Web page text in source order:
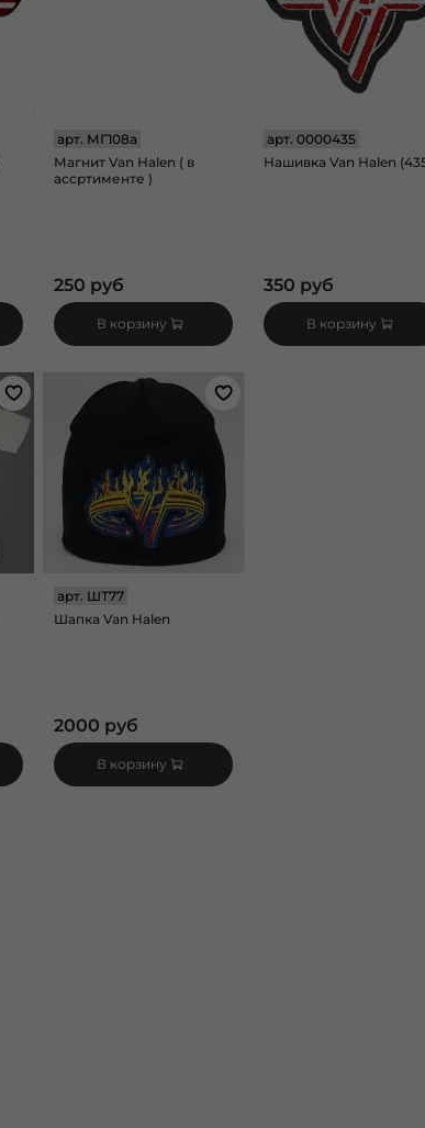
арт. МГ108а
Магнит Van Halen ( в
ассртименте )
250 руб
В корзину
арт. 0000435
Нашивка Van Halen
350 руб
В корзину
арт. ШТ77
Шапка Van Halen
2000 руб
В корзину